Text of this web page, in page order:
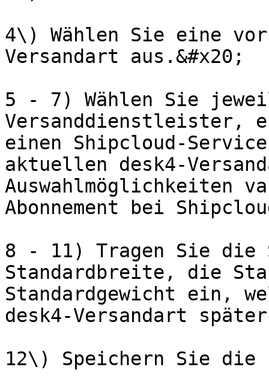
4\) Wählen Sie eine
Versandart aus.&#x20;
5 - 7) Wählen Sie
Versanddienstleister,
einen Shipcloud-
aktuellen desk4-
Auswahlmöglichkeiten
Abonnement bei
8 - 11) Tragen Sie die
Standardbreite, die
Standardgewicht ein,
desk4-Versandart
12\) Speichern Sie die